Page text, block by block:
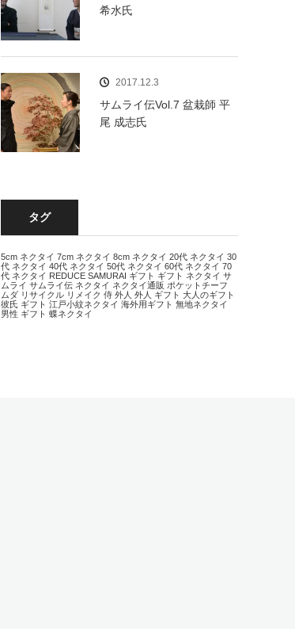
希水氏
2017.12.3
サムライ伝Vol.7 盆栽師 平
尾 成志氏
タグ
5cm ネクタイ 7cm ネクタイ 8cm ネクタイ 20代 ネクタイ 30
代 ネクタイ 40代 ネクタイ 50代 ネクタイ 60代 ネクタイ 70
代 ネクタイ REDUCE SAMURAI ギフト ギフト ネクタイ サ
ムライ サムライ伝 ネクタイ ネクタイ通販 ポケットチーフ
ムダ リサイクル リメイク 侍 外人 外人 ギフト 大人のギフト
彼氏 ギフト 江戸小紋ネクタイ 海外用ギフト 無地ネクタイ
男性 ギフト 蝶ネクタイ